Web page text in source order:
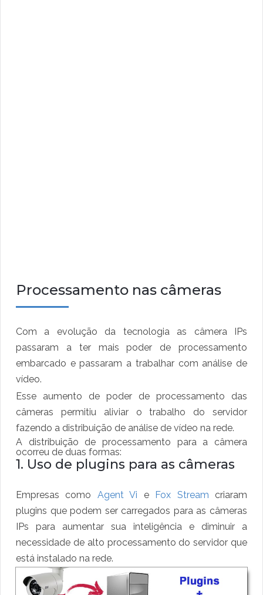
Processamento nas câmeras
Com a evolução da tecnologia as câmera IPs
passaram a ter mais poder de processamento
embarcado e passaram a trabalhar com análise de
vídeo.
Esse aumento de poder de processamento das
câmeras permitiu aliviar o trabalho do servidor
fazendo a distribuição de análise de vídeo na rede.
A distribuição de processamento para a câmera
ocorreu de duas formas:
1. Uso de plugins para as câmeras
Empresas como Agent Vi e Fox Stream criaram
plugins que podem ser carregados para as câmeras
IPs para aumentar sua inteligência e diminuir a
necessidade de alto processamento do servidor que
está instalado na rede.